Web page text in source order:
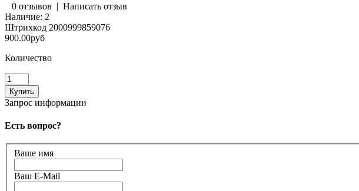
0 отзывов | Написать отзыв
Наличие: 2
Штрихкод 2000999859076
900.00руб
Количество
Запрос информации
Есть вопрос?
Ваше имя
Ваш E-Mail